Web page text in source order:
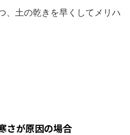
、土の乾きを早くしてメリハ
さが原因の場合